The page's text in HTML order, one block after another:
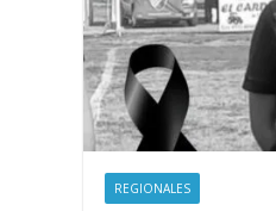
REGIONALES